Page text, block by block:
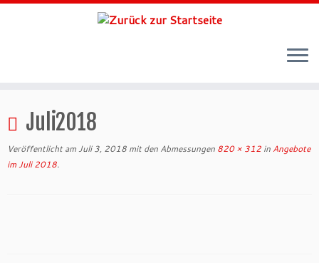
springenJuli2018
Veröffentlicht am Juli 3, 2018 mit den Abmessungen 820 × 312 in Angebote
im Juli 2018.